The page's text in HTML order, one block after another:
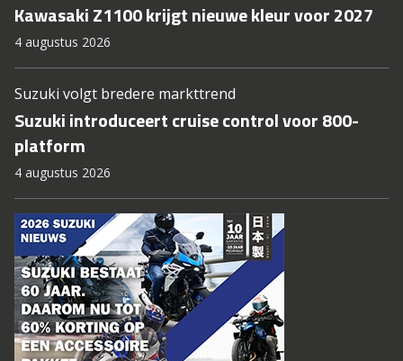
Kawasaki Z1100 krijgt nieuwe kleur voor 2027
4 augustus 2026
Suzuki volgt bredere markttrend
Suzuki introduceert cruise control voor 800-
platform
4 augustus 2026